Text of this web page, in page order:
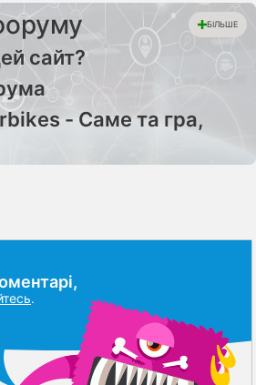
БІЛЬШЕ
сайт?
- Саме та гра,
.